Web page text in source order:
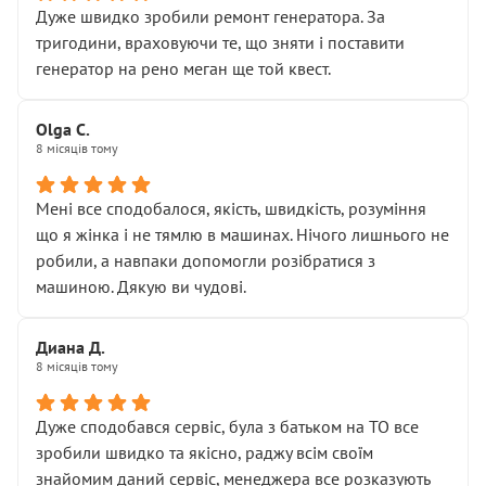
• реальної діагностики, а не формального
“подивились і поїхав”
На жаль, складається враження, що сервіс працює не
Стосовно комунікації - все добре
Дуже швидко зробили ремонт генератора. За
тригодини, враховуючи те, що зняти і поставити
генератор на рено меган ще той квест.
Olga С.
8 місяців тому
Мені все сподобалося, якість, швидкість, розуміння
що я жінка і не тямлю в машинах. Нічого лишнього не
робили, а навпаки допомогли розібратися з
машиною. Дякую ви чудові.
Диана Д.
8 місяців тому
Дуже сподобався сервіс, була з батьком на ТО все
зробили швидко та якісно, раджу всім своїм
знайомим даний сервіс, менеджера все розказують